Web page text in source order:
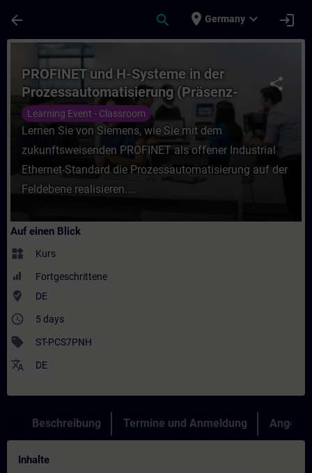
arrow_back search place Germany expand_more login
Kurs - PROFINET und H-Systeme in der
share
PROFINET und H-Systeme in der
Prozessautomatisierung (Präsenz-
Training)
Learning Event - Classroom
Lernen Sie von Siemens, wie Sie mit dem
zukunftsweisenden PROFINET als offener Industrial
Ethernet-Standard die Prozessautomatisierung auf der
Feldebene realisieren....
Auf einen Blick
widgets Kurs
Fortgeschrittene
where_to_vote DE
access_time 5 days
sell ST-PCS7PNH
translate DE
Beschreibung Termine und Anmeldung Angebot
Inhalte